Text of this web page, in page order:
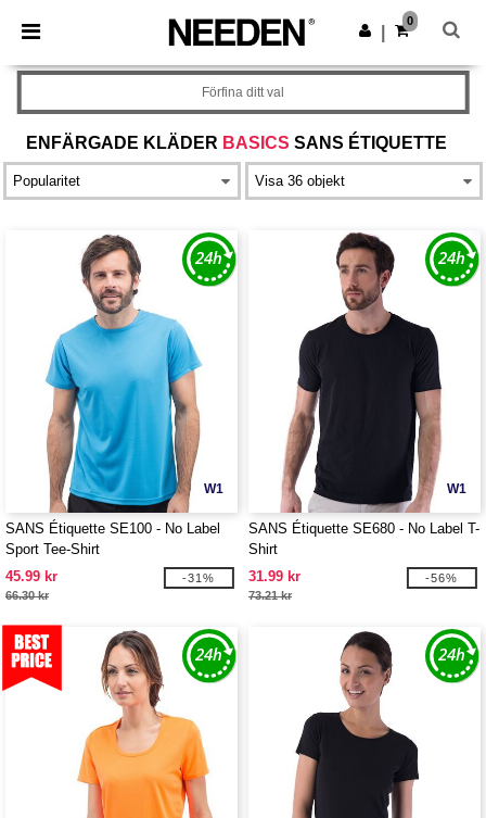
× Needen-app
Bättre priser i appen!
Hämta app
0
ENFÄRGADE KLÄDER BASICS SANS ÉTIQUETTE
Förfina ditt val
W1
SANS Étiquette SE100 - No Label
Sport Tee-Shirt
45.99 kr
66.30 kr
-31%
W1
SANS Étiquette SE680 - No Label T-
Shirt
31.99 kr
73.21 kr
-56%